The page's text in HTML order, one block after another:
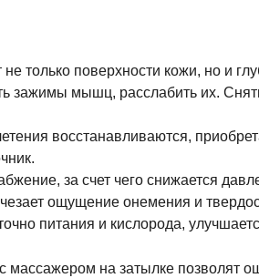
только поверхности кожи, но и
зажимы мышц, расслабить их.
восстанавливаются,
за счет чего снижается
ощущение онемения и
питания и кислорода,
массажером на затылке позволят